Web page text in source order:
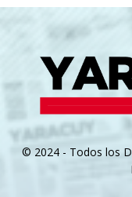
© 2024 - Todos los